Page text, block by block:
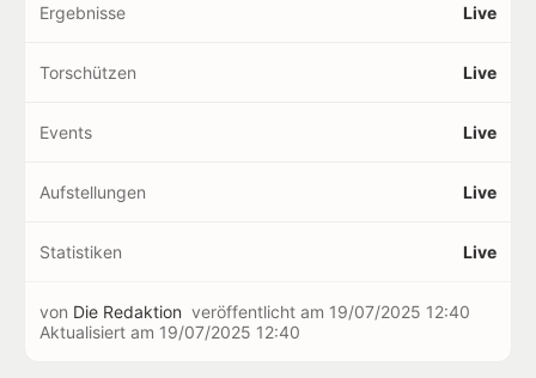
Ergebnisse Live
Torschützen Live
Events Live
Aufstellungen Live
Statistiken Live
von Die Redaktion veröffentlicht am 19/07/2025 12:40
Aktualisiert am 19/07/2025 12:40